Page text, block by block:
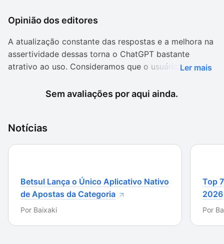
Opinião dos editores
A atualização constante das respostas e a melhora na
assertividade dessas torna o ChatGPT bastante
atrativo ao uso. Consideramos que o usuário deve
pelo aplicativo e deve fazer a curadoria do conteúdo.
aplicativo é um grande facilitador, por sua capacidade
de redigir sobre qualquer assunto e sua
Ler mais
Sem avaliações por aqui ainda.
Notícias
Betsul Lança o Único Aplicativo Nativo
de Apostas da Categoria
Por Baixaki
Top
2026
Por